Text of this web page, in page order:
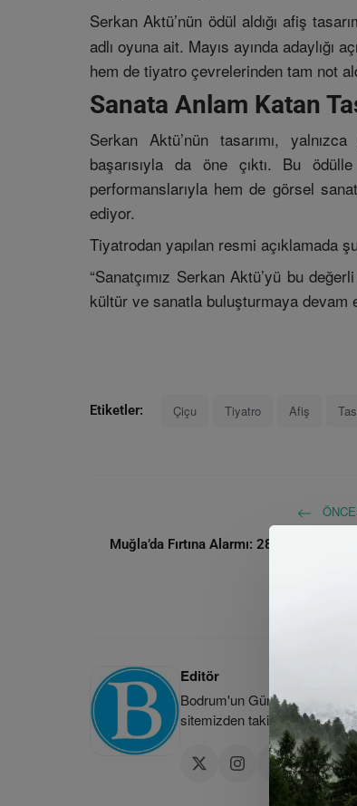
Serkan Aktü’nün ödül aldığı afiş
adlı oyuna ait. Mayıs ayında adaylığı
hem de tiyatro çevrelerinden tam not
Sanata Anlam Katan
Serkan Aktü’nün tasarımı,
başarısıyla da öne çıktı. Bu
performanslarıyla hem de görsel
ediyor.
Tiyatrodan yapılan resmi açıklamada
“Sanatçımız Serkan Aktü’yü bu
kültür ve sanatla buluşturmaya devam
Etiketler: Çiçu Tiyatro Afiş
Muğla’da Fırtına Alarmı: 28 Haziran’da
Editör
Bodrum'un Güncel Haber
sitemizden takip edebilirsiniz.